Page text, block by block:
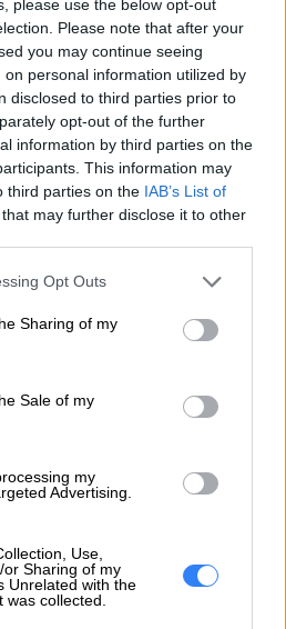
please use the below opt-out
Please note that after your
you may continue seeing
personal information utilized by
disclosed to third parties prior to
opt-out of the further
information by third parties on the
This information may
third parties on the IAB’s List of
that may further disclose it to other
Opt Outs
Sharing of my
Sale of my
my
Advertising.
Use,
Sharing of my
Unrelated with the
collected.
o.o.
ul. Gottlieba Daimlera 1
02-460 Warszawa
info_pl@lenovo.com
https://lenovo.com
https://support.lenovo.com/pl/pl/
O PRODUKT
Lenovo 6-Cell 44+